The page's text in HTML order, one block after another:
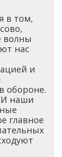
в том,
волны
нас
и
обороне.
И наши
главное